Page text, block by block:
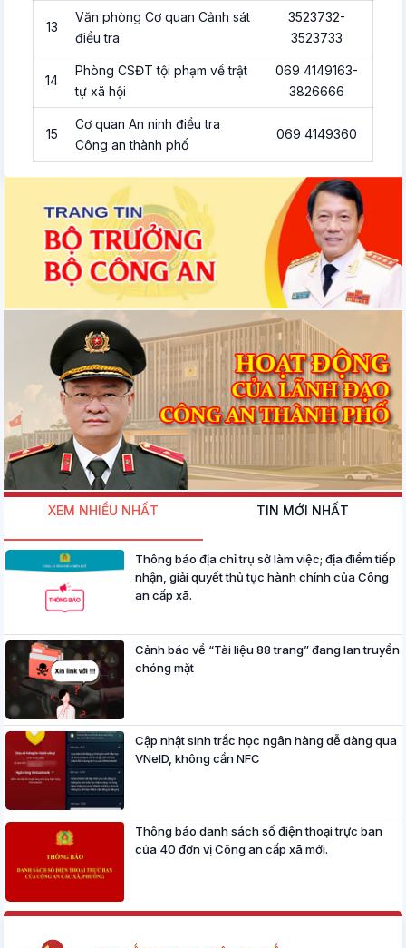
13
Văn phòng Cơ quan Cảnh sát
điều tra
3523732-
3523733
14
Phòng CSĐT tội phạm về trật
tự xã hội
069 4149163-
3826666
15
Cơ quan An ninh điều tra
Công an thành phố
069 4149360
XEM NHIỀU NHẤT TIN MỚI NHẤT
Thông báo địa chỉ trụ sở làm việc; địa điểm tiếp
nhận, giải quyết thủ tục hành chính của Công
an cấp xã.
Cảnh báo về “Tài liệu 88 trang” đang lan truyền
chóng mặt
Cập nhật sinh trắc học ngân hàng dễ dàng qua
VNeID, không cần NFC
Thông báo danh sách số điện thoại trực ban
của 40 đơn vị Công an cấp xã mới.